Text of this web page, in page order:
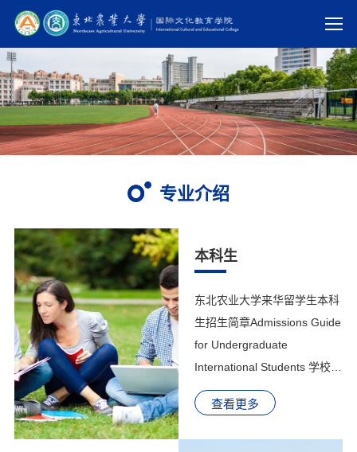
专业介绍
本科生
东北农业大学来华留学生本科
生招生简章Admissions Guide
for Undergraduate
International Students 学校简
介 Introduction of NEAU 东北
农业大学坐落在美丽的冰城哈
查看更多